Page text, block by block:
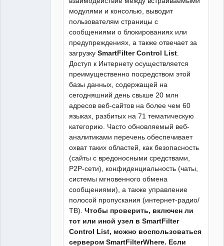
модулями и консолью, выводит
пользователям страницы с
сообщениями о блокированиях или
предупреждениях, а также отвечает за
загрузкуSmartFilter Control List
Доступ к Интернету осуществляется
преимущественно посредством этой
базы данных, содержащей на
сегодняшний день свыше 20 млн
адресов веб-сайтов на более чем 60
языках, разбитых на 71 тематическую
категорию. Часто обновляемый веб-
аналитиками перечень обеспечивает
охват таких областей, как безопасность
(сайты с вредоносными средствами,
P2P-сети), конфиденциальность (чаты,
системы мгновенного обмена
сообщениями), а также управление
полосой пропускания (интернет-радио/
ТВ).Чтобы проверить, включен ли
тот или иной узел в SmartFilter
Control List, можно воспользоваться
сервером SmartFilterWhere. Если